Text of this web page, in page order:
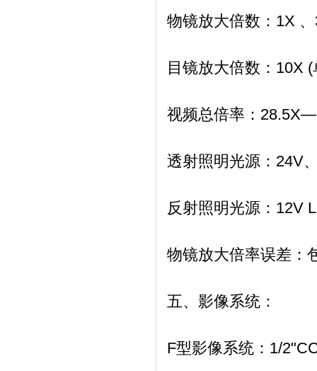
物镜放大倍数： 1X
目镜放大倍数： 10X
视频总倍率：
透射照明光源： 24V
反射照明光源： 12V
物镜放大倍率误差：
五、影像系统：
F型影像系统： 1/